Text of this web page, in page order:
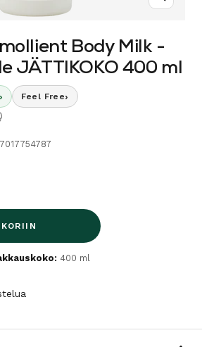
Body Milk -
JÄTTIKOKO 400 ml
› Feel Free›
400 ml